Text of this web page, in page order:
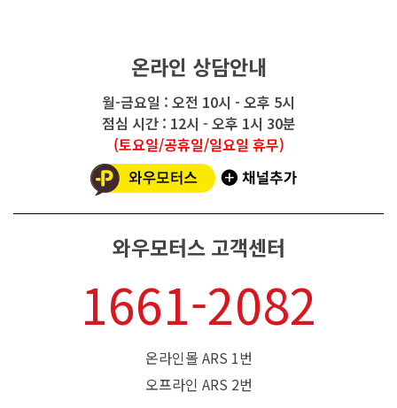
온라인 상담안내
월-금요일 : 오전 10시 - 오후 5시
점심 시간 : 12시 - 오후 1시 30분
(토요일/공휴일/일요일 휴무)
와우모터스 고객센터
1661-2082
온라인몰 ARS 1번
오프라인 ARS 2번